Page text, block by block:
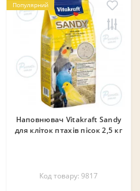
Популярний
Наповнювач Vitakraft Sandy
для кліток птахів пісок 2,5 кг
Код товару: 9817